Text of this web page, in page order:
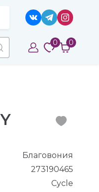
0 0
Благовония
273190465
Cycle